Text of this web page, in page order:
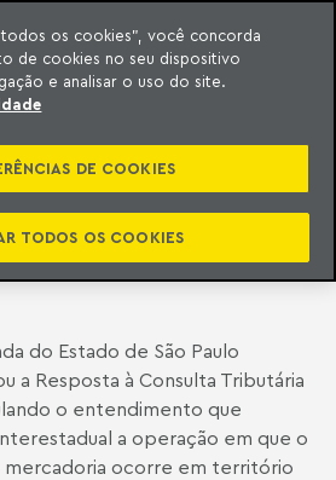
A OPERAÇÃO EM
FLUXO FÍSICO DA
OCORRE EM
do Estado de São Paulo
a Resposta à Consulta Tributária
o entendimento que
a operação em que o
ocorre em território
os cookies”, você concorda
de cookies no seu dispositivo
e analisar o uso do site.
DE COOKIES
TODOS OS COOKIES